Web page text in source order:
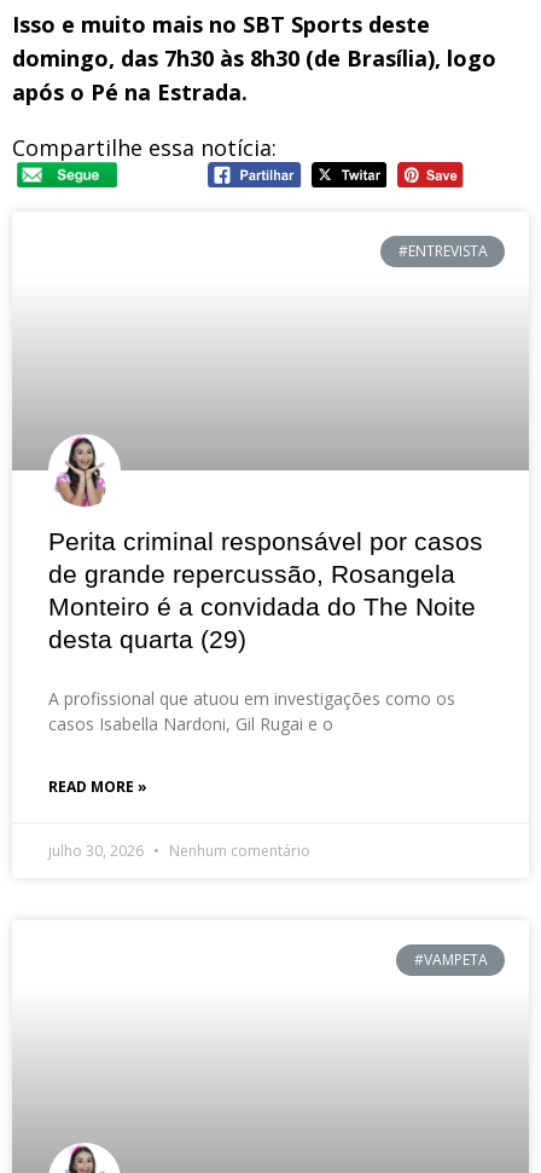
Isso e muito mais no SBT Sports deste
domingo, das 7h30 às 8h30 (de Brasília), logo
após o Pé na Estrada.
Compartilhe essa notícia:
#ENTREVISTA
Perita criminal responsável por casos
de grande repercussão, Rosangela
Monteiro é a convidada do The Noite
desta quarta (29)
A profissional que atuou em investigações como os
casos Isabella Nardoni, Gil Rugai e o
READ MORE »
julho 30, 2026 Nenhum comentário
#VAMPETA